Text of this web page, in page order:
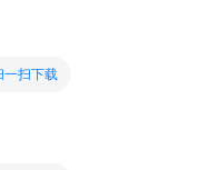
一扫下载